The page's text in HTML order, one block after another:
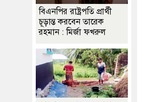
বিএনপির রাষ্ট্রপতি প্রার্থী
চূড়ান্ত করবেন তারেক
রহমান : মির্জা ফখরুল